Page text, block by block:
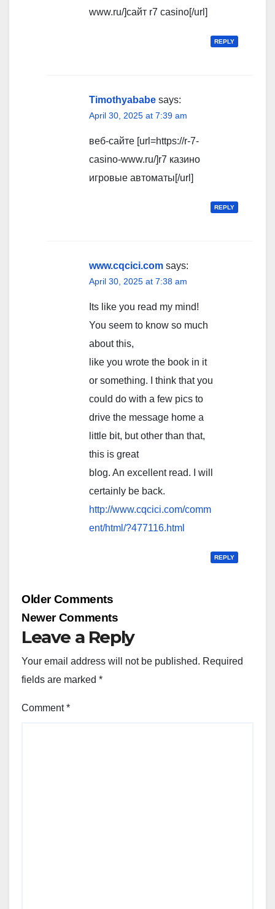
www.ru/]сайт r7 casino[/url]
REPLY
Timothyababe says:
April 30, 2025 at 7:39 am
веб-сайте [url=https://r-7-
casino-www.ru/]r7 казино
игровые автоматы[/url]
REPLY
www.cqcici.com says:
April 30, 2025 at 7:38 am
Its like you read my mind!
You seem to know so much
about this,
like you wrote the book in it
or something. I think that you
could do with a few pics to
drive the message home a
little bit, but other than that,
this is great
blog. An excellent read. I will
certainly be back.
http://www.cqcici.com/comm
ent/html/?477116.html
REPLY
Comment
Older Comments
Newer Comments
Leave a Reply
Your email address will not be published. Required
fields are marked *
Comment*